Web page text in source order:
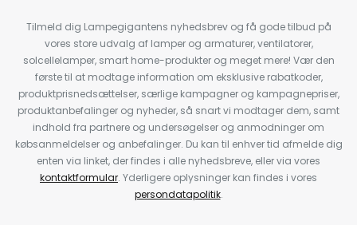
Tilmeld dig Lampegigantens nyhedsbrev og få gode tilbud på
vores store udvalg af lamper og armaturer, ventilatorer,
solcellelamper, smart home-produkter og meget mere! Vær den
første til at modtage information om eksklusive rabatkoder,
produktprisnedsættelser, særlige kampagner og kampagnepriser,
produktanbefalinger og nyheder, så snart vi modtager dem, samt
indhold fra partnere og undersøgelser og anmodninger om
købsanmeldelser og anbefalinger. Du kan til enhver tid afmelde dig
enten via linket, der findes i alle nyhedsbreve, eller via vores
kontaktformular. Yderligere oplysninger kan findes i vores
persondatapolitik.